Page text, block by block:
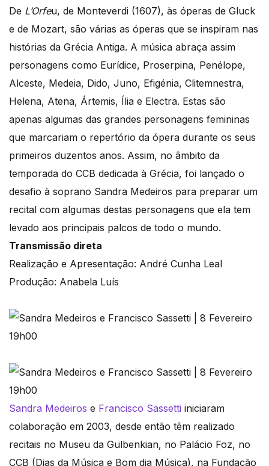
De L’Orfeu, de Monteverdi (1607), às óperas de Gluck
e de Mozart, são várias as óperas que se inspiram nas
histórias da Grécia Antiga. A música abraça assim
personagens como Eurídice, Proserpina, Penélope,
Alceste, Medeia, Dido, Juno, Efigénia, Clitemnestra,
Helena, Atena, Ártemis, Ília e Electra. Estas são
apenas algumas das grandes personagens femininas
que marcariam o repertório da ópera durante os seus
primeiros duzentos anos. Assim, no âmbito da
temporada do CCB dedicada à Grécia, foi lançado o
desafio à soprano Sandra Medeiros para preparar um
recital com algumas destas personagens que ela tem
levado aos principais palcos de todo o mundo.
Transmissão direta
Realização e Apresentação: André Cunha Leal
Produção: Anabela Luís
Sandra Medeiros e Francisco Sassetti iniciaram
colaboração em 2003, desde então têm realizado
recitais no Museu da Gulbenkian, no Palácio Foz, no
CCB (Dias da Música e Bom dia Música), na Fundação